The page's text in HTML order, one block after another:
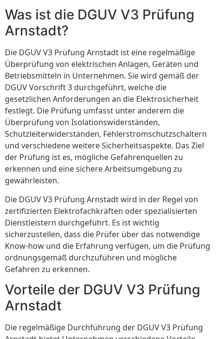
Was ist die DGUV V3 Prüfung
Arnstadt?
Die DGUV V3 Prüfung Arnstadt ist eine regelmäßige
Überprüfung von elektrischen Anlagen, Geräten und
Betriebsmitteln in Unternehmen. Sie wird gemäß der
DGUV Vorschrift 3 durchgeführt, welche die
gesetzlichen Anforderungen an die Elektrosicherheit
festlegt. Die Prüfung umfasst unter anderem die
Überprüfung von Isolationswiderständen,
Schutzleiterwiderständen, Fehlerstromschutzschaltern
und verschiedene weitere Sicherheitsaspekte. Das Ziel
der Prüfung ist es, mögliche Gefahrenquellen zu
erkennen und eine sichere Arbeitsumgebung zu
gewährleisten.
Die DGUV V3 Prüfung Arnstadt wird in der Regel von
zertifizierten Elektrofachkräften oder spezialisierten
Dienstleistern durchgeführt. Es ist wichtig
sicherzustellen, dass die Prüfer über das notwendige
Know-how und die Erfahrung verfügen, um die Prüfung
ordnungsgemäß durchzuführen und mögliche
Gefahren zu erkennen.
Vorteile der DGUV V3 Prüfung
Arnstadt
Die regelmäßige Durchführung der DGUV V3 Prüfung